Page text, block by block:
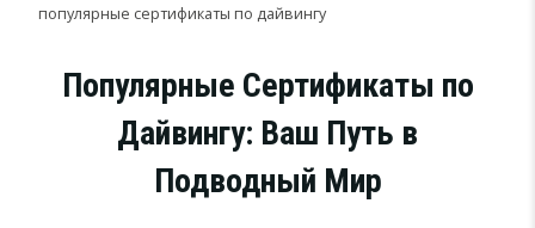
популярные сертификаты по дайвингу
Популярные Сертификаты по
Дайвингу: Ваш Путь в
Подводный Мир